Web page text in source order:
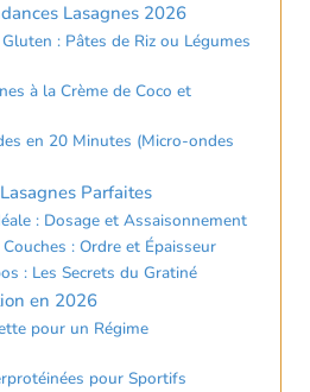
Lasagnes 2026
: Pâtes de Riz ou Légumes
à la Crème de Coco et
en 20 Minutes (Micro-ondes
Parfaites
: Dosage et Assaisonnement
: Ordre et Épaisseur
: Les Secrets du Gratiné
en 2026
pour un Régime
pour Sportifs